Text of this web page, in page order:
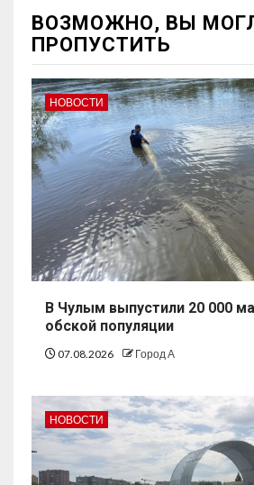
ВОЗМОЖНО, ВЫ
ПРОПУСТИТЬ
НОВОСТИ
В Чулым выпустили 20 000
обской популяции
07.08.2026 Город А
НОВОСТИ